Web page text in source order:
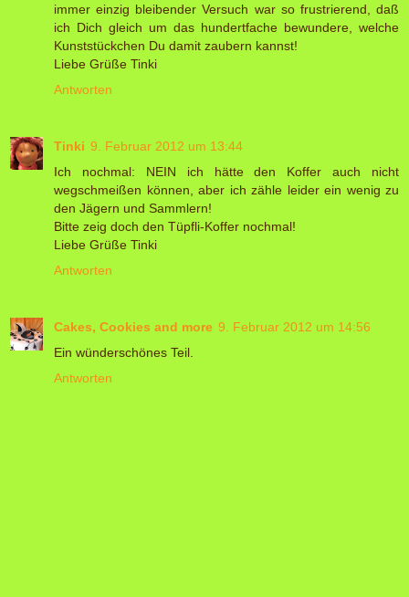
immer einzig bleibender Versuch war so frustrierend, daß
ich Dich gleich um das hundertfache bewundere, welche
Kunststückchen Du damit zaubern kannst!
Liebe Grüße Tinki
Antworten
Tinki 9. Februar 2012 um 13:44
Ich nochmal: NEIN ich hätte den Koffer auch nicht
wegschmeißen können, aber ich zähle leider ein wenig zu
den Jägern und Sammlern!
Bitte zeig doch den Tüpfli-Koffer nochmal!
Liebe Grüße Tinki
Antworten
Cakes, Cookies and more 9. Februar 2012 um 14:56
Ein wünderschönes Teil.
Antworten